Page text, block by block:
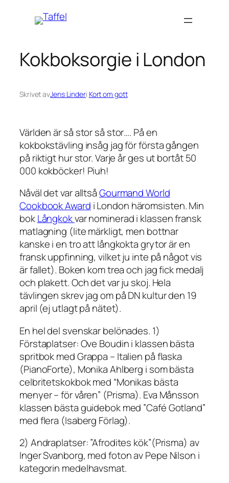
Kokboksorgie i London
Skrivet avJens Linderi Kort om gott
Världen är så stor så stor…. På en
kokbokstävling insåg jag för första gången
på riktigt hur stor. Varje år ges ut bortåt 50
000 kokböcker! Piuh!
Nåväl det var alltsåGourmand World
Cookbook Award i London häromsisten. Min
bokLångkokvar nominerad i klassen fransk
matlagning (lite märkligt, men bottnar
kanske i en tro att långkokta grytor är en
fransk uppfinning, vilket ju inte på något vis
är fallet). Boken kom trea och jag fick medalj
och plakett. Och det var ju skoj. Hela
tävlingen skrev jag om på DN kultur den 19
april (ej utlagt på nätet).
En hel del svenskar belönades. 1)
Förstaplatser: Ove Boudin i klassen bästa
spritbok med Grappa – Italien på flaska
(PianoForte), Monika Ahlberg i som bästa
celbritetskokbok med “Monikas bästa
menyer – för våren” (Prisma). Eva Månsson
klassen bästa guidebok med ”Café Gotland”
med flera (Isaberg Förlag).
2) Andraplatser: ”Afrodites kök”(Prisma) av
Inger Svanborg, med foton av Pepe Nilson i
kategorin medelhavsmat.